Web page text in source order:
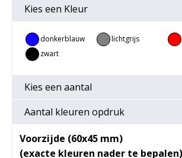
Kies een Kleur
donkerblauw lichtgrijs
zwart
Kies een aantal
Aantal kleuren opdruk
Voorzijde (60x45 mm)